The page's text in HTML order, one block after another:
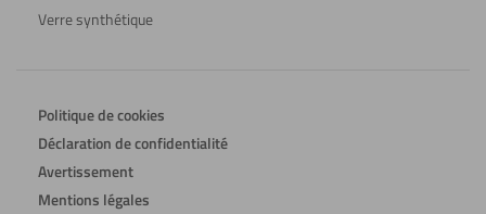
Verre synthétique
Politique de cookies
Déclaration de confidentialité
Avertissement
Mentions légales